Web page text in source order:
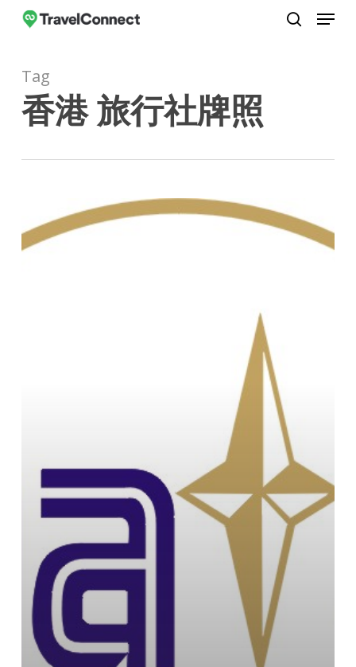
Skip
content
Menu
Tag
香港 旅行社牌照